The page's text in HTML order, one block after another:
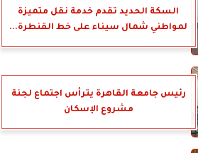
السكة الحديد تقدم خدمة نقل متميزة
لمواطني شمال سيناء على خط القنطرة...
رئيس جامعة القاهرة يترأس اجتماع لجنة
مشروع الإسكان